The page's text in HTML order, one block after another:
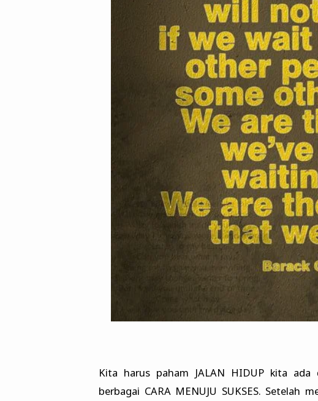
Kita harus paham JALAN HIDUP kita
berbagai CARA MENUJU SUKSES. Setelah